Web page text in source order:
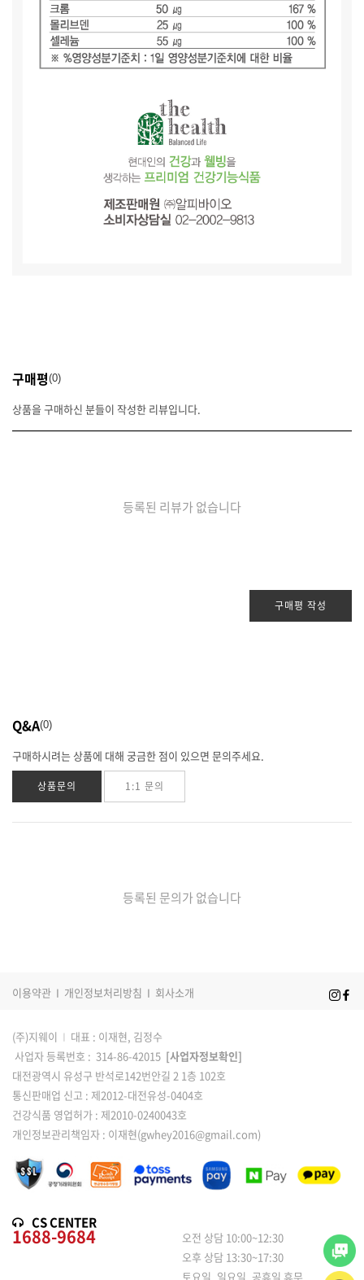
구매평 0
상품을 구매하신 분들이 작성한 리뷰입니다.
등록된 리뷰가 없습니다
구매평 작성
Q&A 0
구매하시려는 상품에 대해 궁금한 점이 있으면 문의주세요.
상품문의 1:1 문의
등록된 문의가 없습니다
이용약관 I 개인정보처리방침 I 회사소개
(주)지웨이 I 대표 : 이재현, 김정수
사업자 등록번호 : 314-86-42015 [사업자정보확인]
대전광역시 유성구 반석로142번안길 2 1층 102호
통신판매업 신고 : 제2012-대전유성-0404호
건강식품 영업허가 : 제2010-0240043호
개인정보관리책임자 : 이재현(gwhey2016@gmail.com)
CS CENTER
1688-9684
오전 상담 10:00~12:30
오후 상담 13:30~17:30
토요일, 일요일, 공휴일 휴무